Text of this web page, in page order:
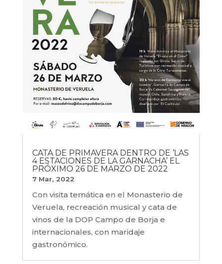
CATA DE PRIMAVERA DENTRO DE ‘LAS
4 ESTACIONES DE LA GARNACHA’ EL
PRÓXIMO 26 DE MARZO DE 2022
7 Mar, 2022
Con visita temática en el Monasterio de
Veruela, recreación musical y cata de
vinos de la DOP Campo de Borja e
internacionales, con maridaje
gastronómico.